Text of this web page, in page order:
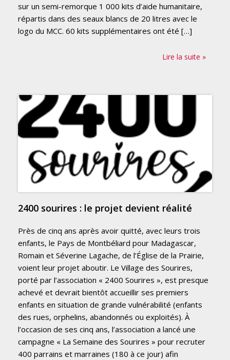
sur un semi-remorque 1 000 kits d’aide humanitaire,
répartis dans des seaux blancs de 20 litres avec le
logo du MCC. 60 kits supplémentaires ont été […]
Lire la suite »
2400 sourires : le projet devient réalité
Près de cinq ans après avoir quitté, avec leurs trois
enfants, le Pays de Montbéliard pour Madagascar,
Romain et Séverine Lagache, de l’Église de la Prairie,
voient leur projet aboutir. Le Village des Sourires,
porté par l’association « 2400 Sourires », est presque
achevé et devrait bientôt accueillir ses premiers
enfants en situation de grande vulnérabilité (enfants
des rues, orphelins, abandonnés ou exploités). À
l’occasion de ses cinq ans, l’association a lancé une
campagne « La Semaine des Sourires » pour recruter
400 parrains et marraines (180 à ce jour) afin